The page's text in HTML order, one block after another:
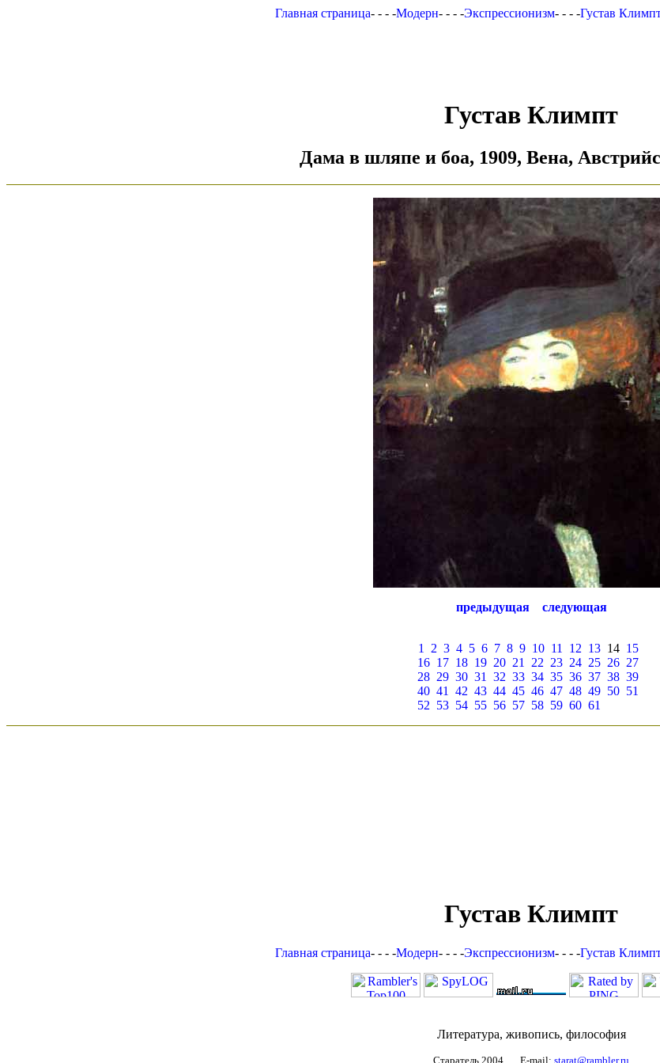
Главная страница- - - -Модерн- - - -Экспрессионизм- - - -Густав
Густав Климпт
Дама в шляпе и боа, 1909, Вена,
предыдущая следующая
1 2 3 4 5 6 7 8 9 10 11 12 1314 15
16 17 18 19 20 21 22 23 24 25 26 27
28 29 30 31 32 33 34 35 36 37 38 39
40 41 42 43 44 45 46 47 48 49 50 51
52 53 54 55 56 57 58 59 60 61
Густав Климпт
Главная страница- - - -Модерн- - - -Экспрессионизм- - - -Густав
Литература, живопись, философия
Старатель 2004 E-mail: starat@rambler.ru